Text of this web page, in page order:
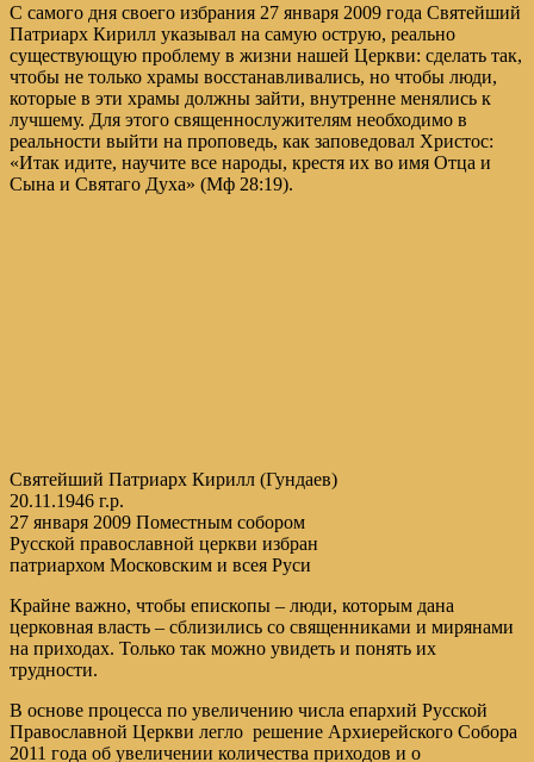
С самого дня своего избрания 27 января 2009 года Святейший
Патриарх Кирилл указывал на самую острую, реально
существующую проблему в жизни нашей Церкви: сделать так,
чтобы не только храмы восстанавливались, но чтобы люди,
которые в эти храмы должны зайти, внутренне менялись к
лучшему. Для этого священнослужителям необходимо в
реальности выйти на проповедь, как заповедовал Христос:
«Итак идите, научите все народы, крестя их во имя Отца и
Сына и Святаго Духа» (Мф 28:19).
Святейший Патриарх Кирилл (Гундаев)
20.11.1946 г.р.
27 января 2009 Поместным собором
Русской православной церкви избран
патриархом Московским и всея Руси
Крайне важно, чтобы епископы – люди, которым дана
церковная власть – сблизились со священниками и мирянами
на приходах. Только так можно увидеть и понять их
трудности.
В основе процесса по увеличению числа епархий Русской
Православной Церкви легло решение Архиерейского Собора
2011 года об увеличении количества приходов и о